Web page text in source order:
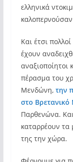
ελληνικά
Και έτσι
έχουν
αναξιοποίητοι
πέρασμα του
Μενδώνη, την
στο Βρετανικό
Παρθενώνα.
καταρρέουν τα
της την χώρα.